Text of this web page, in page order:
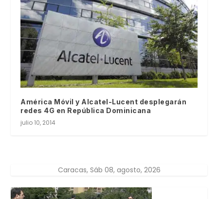
América Móvil y Alcatel-Lucent desplegarán
redes 4G en República Dominicana
julio 10, 2014
Caracas, Sáb 08, agosto, 2026